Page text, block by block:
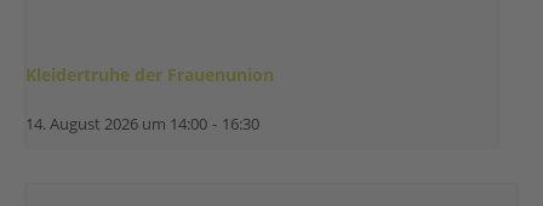
Kleidertruhe der Frauenunion
14. August 2026 um 14:00 - 16:30